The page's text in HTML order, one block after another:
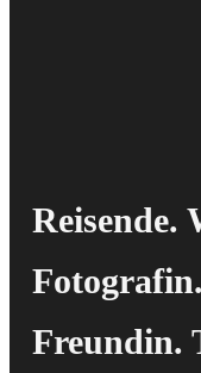
Reisende.
Fotografin.
Freundin.